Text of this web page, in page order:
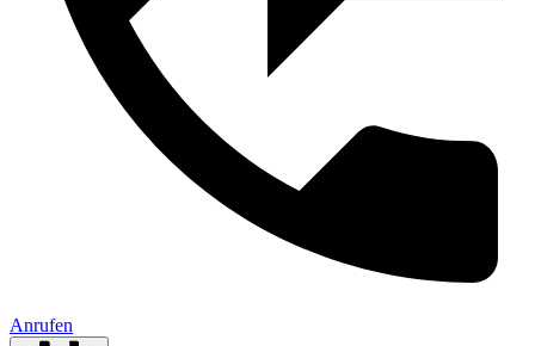
Anrufen